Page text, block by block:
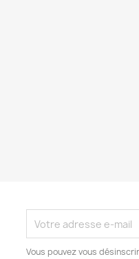
Vous pouvez vous